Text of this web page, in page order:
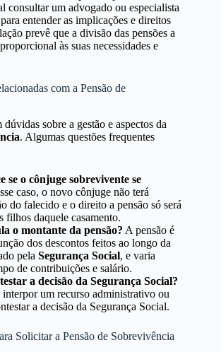
consultar um advogado ou especialista
para entender as implicações e direitos
prevê que a divisão das pensões a
às suas necessidades e
com a Pensão de
sobre a gestão e aspectos da
. Algumas questões frequentes
se o cônjuge sobrevivente se
caso, o novo cônjuge não terá
do falecido e o direito a pensão só será
filhos daquele casamento.
o montante da pensão? A pensão é
dos descontos feitos ao longo da
pela Segurança Social, e varia
de contribuições e salário.
a decisão da Segurança Social?
interpor um recurso administrativo ou
a decisão da Segurança Social.
Solicitar a Pensão de Sobrevivência